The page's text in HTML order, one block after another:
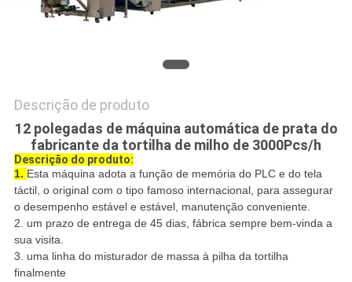
Descrição de produto
12 polegadas de máquina automática de prata do
fabricante da tortilha de milho de 3000Pcs/h
Descrição do produto:
1. Esta máquina adota a função de memória do PLC e do tela
táctil, o original com o tipo famoso internacional, para assegurar
o desempenho estável e estável, manutenção conveniente.
2. um prazo de entrega de 45 dias, fábrica sempre bem-vinda a
sua visita.
3. uma linha do misturador de massa à pilha da tortilha
finalmente